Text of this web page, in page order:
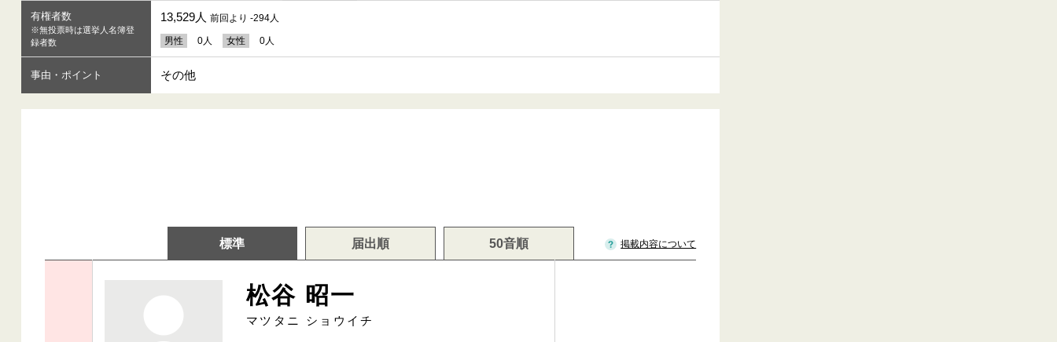
有権者数
※無投票時は選挙人名簿登
録者数
13,529人 前回より -294人
男性 0人 女性 0人
事由・ポイント その他
標準 届出順 50音順 掲載内容について
松谷 昭一
マツタニ ショウイチ